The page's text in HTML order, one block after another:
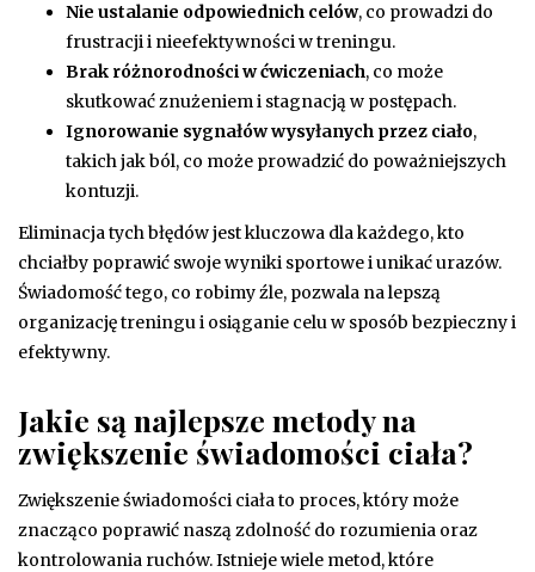
Nie ustalanie odpowiednich celów, co prowadzi do
frustracji i nieefektywności w treningu.
Brak różnorodności w ćwiczeniach, co może
skutkować znużeniem i stagnacją w postępach.
Ignorowanie sygnałów wysyłanych przez ciało,
takich jak ból, co może prowadzić do poważniejszych
kontuzji.
Eliminacja tych błędów jest kluczowa dla każdego, kto
chciałby poprawić swoje wyniki sportowe i unikać urazów.
Świadomość tego, co robimy źle, pozwala na lepszą
organizację treningu i osiąganie celu w sposób bezpieczny i
efektywny.
Jakie są najlepsze metody na
zwiększenie świadomości ciała?
Zwiększenie świadomości ciała to proces, który może
znacząco poprawić naszą zdolność do rozumienia oraz
kontrolowania ruchów. Istnieje wiele metod, które